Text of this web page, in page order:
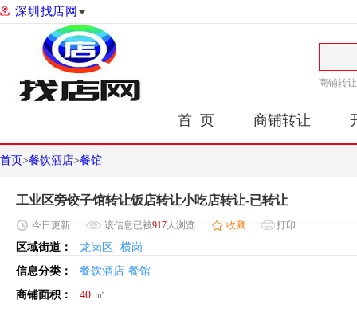
深圳找店网
商铺转让
首 页 商铺转让
首页>餐饮酒店>餐馆
工业区旁饺子馆转让饭店转让小吃店转让-已转让
今日 更新 该信息已被917人浏览 收藏 打印
区域街道： 龙岗区
横岗
信息分类：
餐饮酒店 餐馆
商铺面积：
40 ㎡